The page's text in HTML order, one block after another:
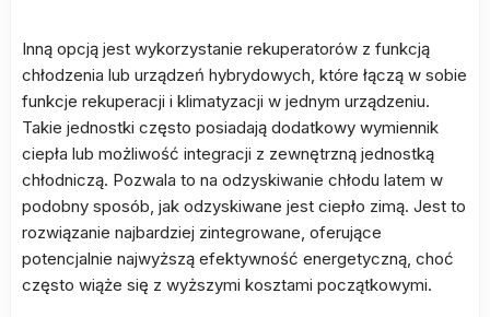
Inną opcją jest wykorzystanie rekuperatorów z funkcją
chłodzenia lub urządzeń hybrydowych, które łączą w sobie
funkcje rekuperacji i klimatyzacji w jednym urządzeniu.
Takie jednostki często posiadają dodatkowy wymiennik
ciepła lub możliwość integracji z zewnętrzną jednostką
chłodniczą. Pozwala to na odzyskiwanie chłodu latem w
podobny sposób, jak odzyskiwane jest ciepło zimą. Jest to
rozwiązanie najbardziej zintegrowane, oferujące
potencjalnie najwyższą efektywność energetyczną, choć
często wiąże się z wyższymi kosztami początkowymi.